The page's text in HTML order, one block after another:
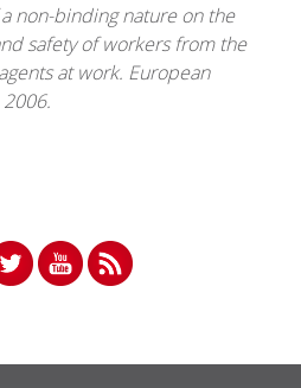
non-binding nature on the
safety of workers from the
at work. European